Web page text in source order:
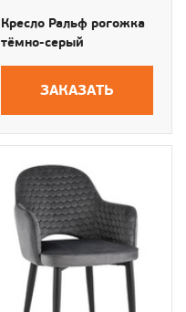
Кресло Ральф рогожка
тёмно-серый
ЗАКАЗАТЬ